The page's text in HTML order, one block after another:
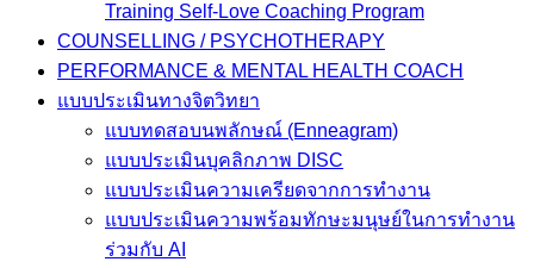
Training Self-Love Coaching Program
COUNSELLING / PSYCHOTHERAPY
PERFORMANCE & MENTAL HEALTH COACH
แบบประเมินทางจิตวิทยา
แบบทดสอบนพลักษณ์ (Enneagram)
แบบประเมินบุคลิกภาพ DISC
แบบประเมินความเครียดจากการทำงาน
แบบประเมินความพร้อมทักษะมนุษย์ในการทำงาน
ร่วมกับ AI